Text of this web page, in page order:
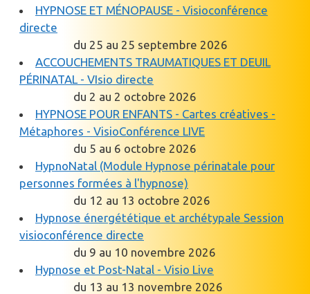
HYPNOSE ET MÉNOPAUSE - Visioconférence
directe
du 25 au 25 septembre 2026
ACCOUCHEMENTS TRAUMATIQUES ET DEUIL
PÉRINATAL - VIsio directe
du 2 au 2 octobre 2026
HYPNOSE POUR ENFANTS - Cartes créatives -
Métaphores - VisioConférence LIVE
du 5 au 6 octobre 2026
HypnoNatal (Module Hypnose périnatale pour
personnes formées à l'hypnose)
du 12 au 13 octobre 2026
Hypnose énergététique et archétypale Session
visioconférence directe
du 9 au 10 novembre 2026
Hypnose et Post-Natal - Visio Live
du 13 au 13 novembre 2026